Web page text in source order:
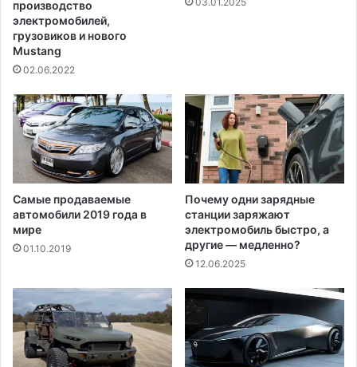
и
р
а
и
й
с
о
й
к
в
и
производство
электромобилей,
грузовиков и нового
Mustang
02.06.2022
Самые продаваемые
автомобили 2019 года в
мире
01.10.2019
Почему одни зарядные
станции заряжают
электромобиль быстро, а
другие — медленно?
12.06.2025